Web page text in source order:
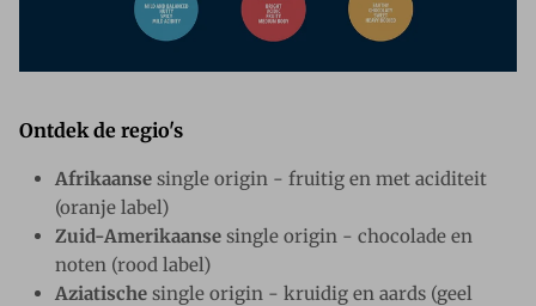
Ontdek de regio's
Afrikaanse single origin - fruitig en met aciditeit
(oranje label)
Zuid-Amerikaanse single origin - chocolade en
noten (rood label)
Aziatische single origin - kruidig en aards (geel